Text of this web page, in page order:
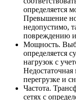
определяется
Превышение
недопустимо,
повреждению
Мощность.
определяется
нагрузок с
перегрузке и
Частота.
сетях с